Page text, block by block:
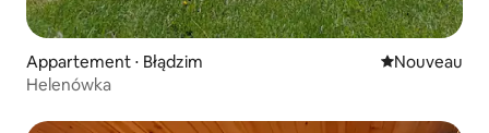
Appartement ⋅ Błądzim Nouvel
Nouveau
Helenówka